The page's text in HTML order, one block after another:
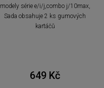
modely série e/i/j,combo j/10max,
Sada obsahuje 2 ks gumových
kartáčů
649 Kč